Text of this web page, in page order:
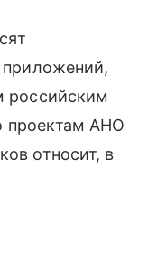
приложений,
российским
проектам АНО
относит, в